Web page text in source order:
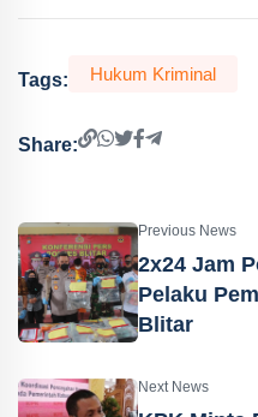
Tags: Hukum Kriminal
Share:
Previous News
2x24 Jam
Pelaku
Blitar
Next News